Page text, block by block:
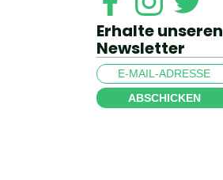
Erhalte unseren
Newsletter
ABSCHICKEN